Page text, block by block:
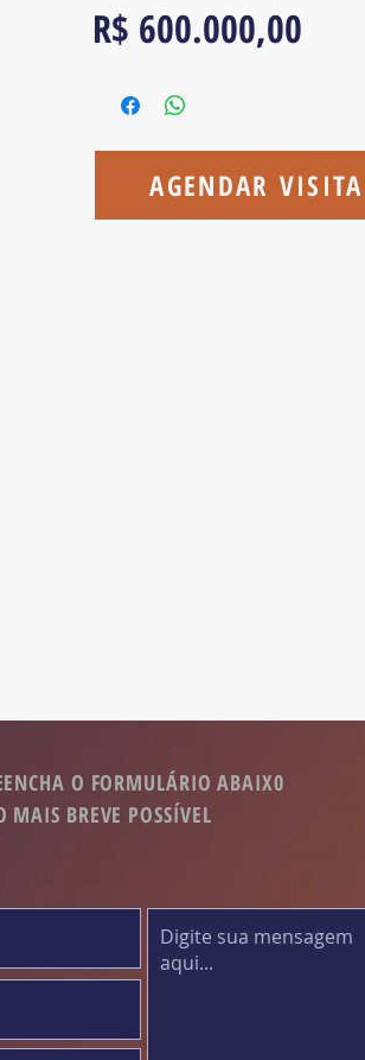
R$ 600.000,00Preço
AGENDAR VISITA
O FORMULÁRIO ABAIX0
MAIS BREVE POSSÍVEL